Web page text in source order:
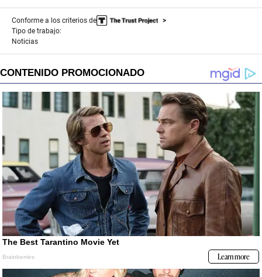
Conforme a los criterios de
Tipo de trabajo:
Noticias